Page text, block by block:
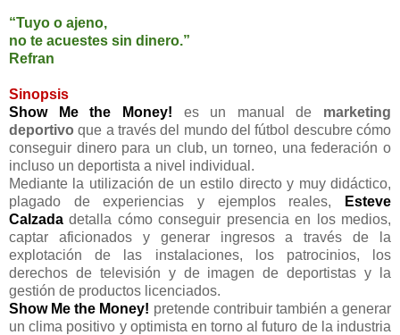
“Tuyo o ajeno,
no te acuestes sin dinero.”
Refran
Sinopsis
Show Me the Money! es un manual de marketing
deportivoque a través del mundo del fútbol descubre cómo
conseguir dinero para un club, un torneo, una federación o
incluso un deportista a nivel individual.
Mediante la utilización de un estilo directo y muy didáctico,
plagado de experiencias y ejemplos reales,
Esteve
Calzada detalla cómo conseguir presencia en los medios,
captar aficionados y generar ingresos a través de la
explotación de las instalaciones, los patrocinios, los
derechos de televisión y de imagen de deportistas y la
gestión de productos licenciados.
Show Me the Money! pretende contribuir también a generar
un clima positivo y optimista en torno al futuro de la industria